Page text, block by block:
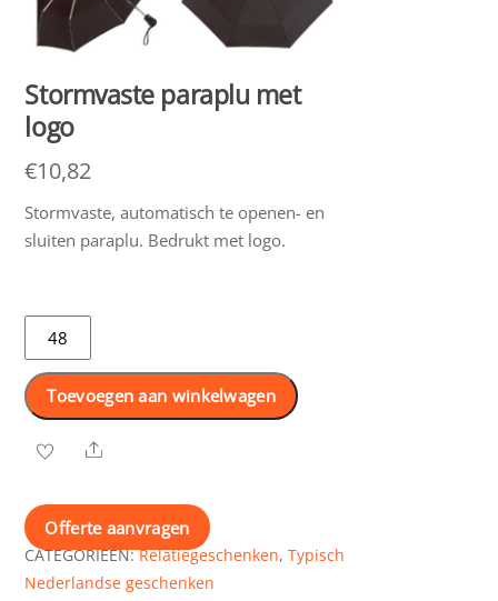
Stormvaste paraplu met
logo
€10,82
Stormvaste, automatisch te openen- en
sluiten paraplu. Bedrukt met logo.
Stormvaste
paraplu
met
logo
aantal
Toevoegen aan winkelwagen
Share
Offerte aanvragen
CATEGORIEËN:Relatiegeschenken,Typisch
Nederlandse geschenken